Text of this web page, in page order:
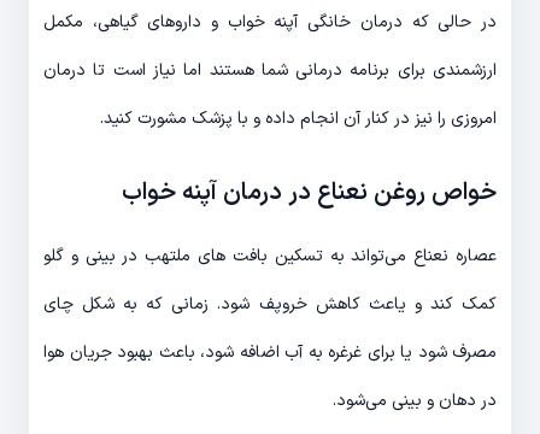
در حالی که درمان خانگی آپنه خواب و داروهای گیاهی، مکمل
ارزشمندی برای برنامه درمانی شما هستند اما نیاز است تا درمان
امروزی را نیز در کنار آن انجام داده و با پزشک مشورت کنید.
خواص روغن نعناع در درمان آپنه خواب
عصاره نعناع می‌تواند به تسکین بافت های ملتهب در بینی و گلو
کمک کند و یاعث کاهش خروپف شود. زمانی که به شکل چای
مصرف شود یا برای غرغره به آب اضافه شود، باعث بهبود جریان هوا
در دهان و بینی می‌شود.